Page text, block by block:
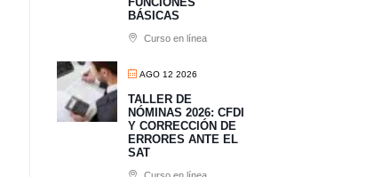
BÁSICAS
Curso en línea
AGO 12 2026
TALLER DE
NÓMINAS 2026: CFDI
Y CORRECCIÓN DE
ERRORES ANTE EL
SAT